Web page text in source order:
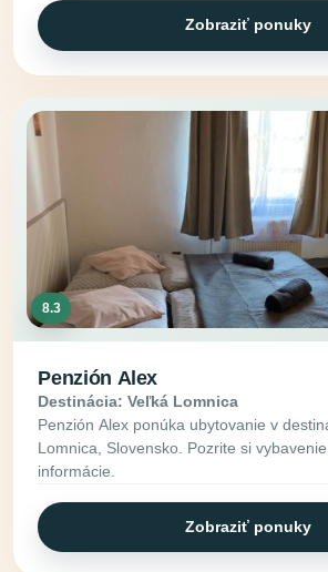
Zobraziť ponuky
8.3
Penzión Alex
Destinácia: Veľká Lomnica
Penzión Alex ponúka ubytovanie v
Lomnica, Slovensko. Pozrite si
informácie.
Zobraziť ponuky